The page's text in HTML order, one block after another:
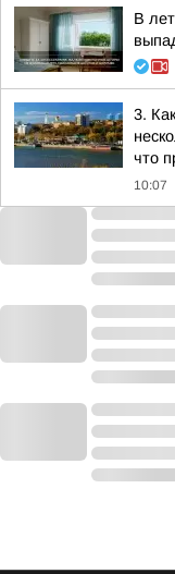
В
3.
что
10:07